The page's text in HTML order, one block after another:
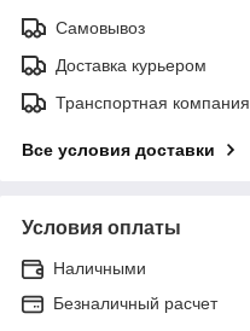
Самовывоз
Доставка курьером
Транспортная компания
Все условия доставки
Условия оплаты
Наличными
Безналичный расчет